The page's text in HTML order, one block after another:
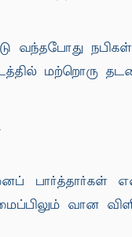
மற்றொரு
வான